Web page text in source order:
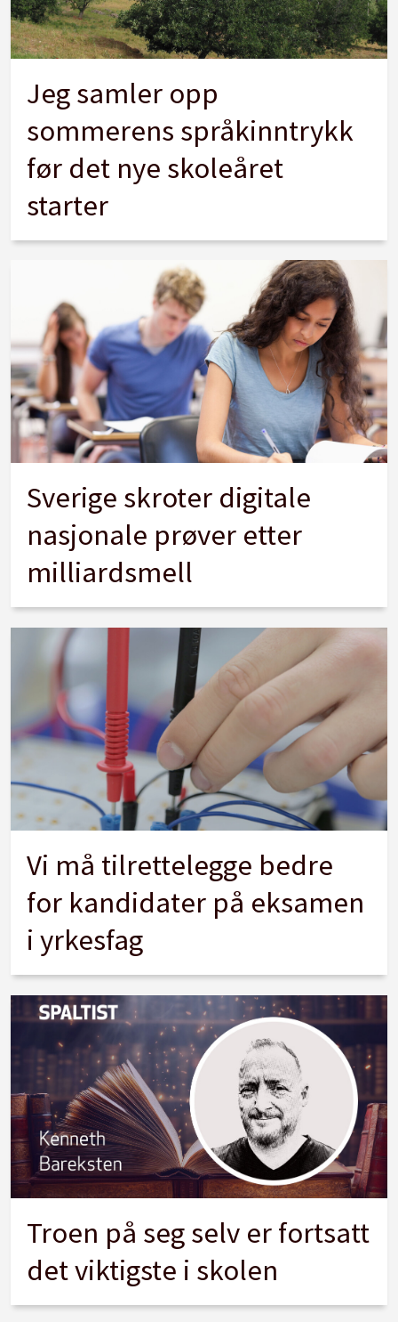
Jeg samler opp
sommerens språkinntrykk
før det nye skoleåret
starter
Sverige skroter digitale
nasjonale prøver etter
milliardsmell
Vi må tilrettelegge bedre
for kandidater på eksamen
i yrkesfag
Troen på seg selv er fortsatt
det viktigste i skolen